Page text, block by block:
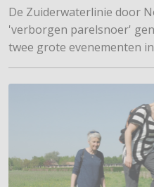
De Zuiderwaterlinie door
'verborgen parelsnoer'
twee grote evenementen